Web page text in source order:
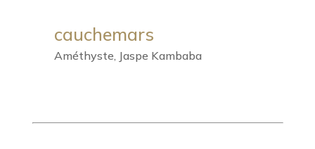
cauchemars
Améthyste, Jaspe Kambaba